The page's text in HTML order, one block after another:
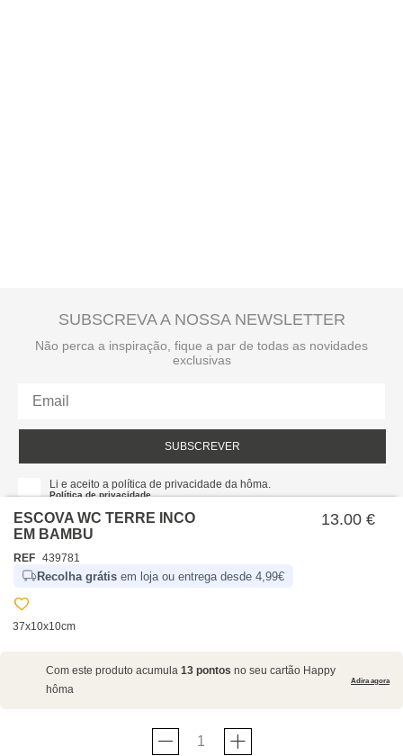
ESCOVA WC TERRE INCO
EM BAMBU
13.00 €
REF 439781
Recolha grátis em loja ou entrega desde 4,99€
37x10x10cm
Com este produto acumula 13 pontos no seu cartão Happy
hôma
Adira agora
SUBSCREVA A NOSSA NEWSLETTER
Não perca a inspiração, fique a par de todas as novidades
exclusivas
SUBSCREVER
Li e aceito a política de privacidade da hôma.
Política de privacidade
EMPRESA
SUSTENTABILIDADE
PROTEÇÃO DE DADOS